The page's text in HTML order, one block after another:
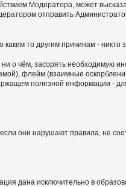
Модератора, может
отправить
то другим причинам - никто
о чём, засорять необходимую
флейм (взаимные
полезной информации -
они нарушают правила, не
дана исключительно в